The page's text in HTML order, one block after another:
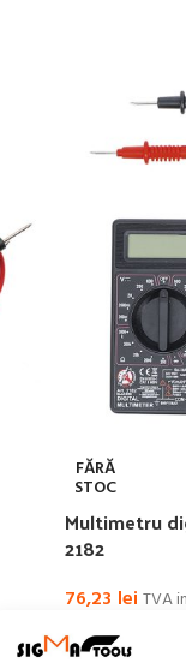
FĂRĂ
STOC
Multimetru
2182
76,23 lei TVA
CITEȘTE MAI